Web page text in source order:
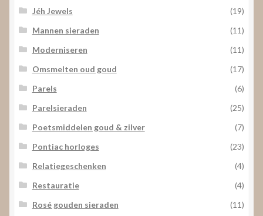
Jéh Jewels
(19)
Mannen sieraden
(11)
Moderniseren
(11)
Omsmelten oud goud
(17)
Parels
(6)
Parelsieraden
(25)
Poetsmiddelen goud & zilver
(7)
Pontiac horloges
(23)
Relatiegeschenken
(4)
Restauratie
(4)
Rosé gouden sieraden
(11)